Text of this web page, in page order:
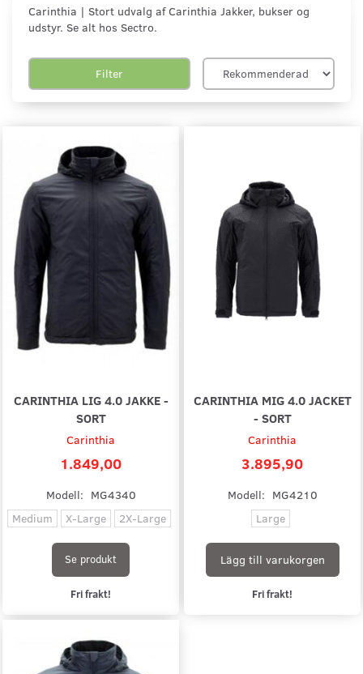
Carinthia | Stort udvalg af Carinthia Jakker, bukser og
udstyr. Se alt hos Sectro.
Filter
CARINTHIA LIG 4.0 JAKKE -
SORT
Carinthia
1.849,00
Modell: MG4340
Medium
X-Large 2X-Large
Se produkt
Fri frakt!
CARINTHIA MIG 4.0 JACKET
- SORT
Carinthia
3.895,90
Modell: MG4210
Large
Lägg till varukorgen
Fri frakt!